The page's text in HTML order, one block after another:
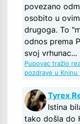
povezano
osobito u
drugoga. To
odnos prema
svoj vrhunac...
Pupovac tražio
pozdrave u Kninu
Tyrex
Istina
tako došla do